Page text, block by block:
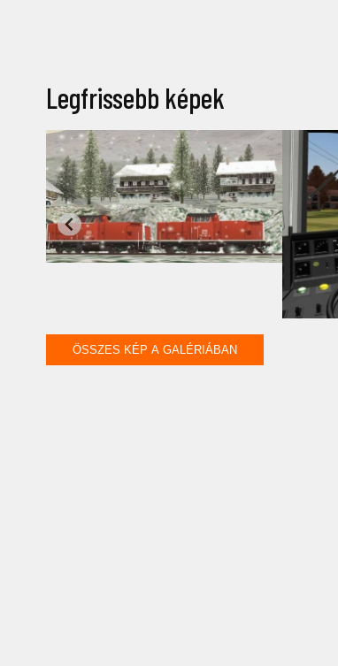
Legfrissebb képek
ÖSSZES KÉP A GALÉRIÁBAN